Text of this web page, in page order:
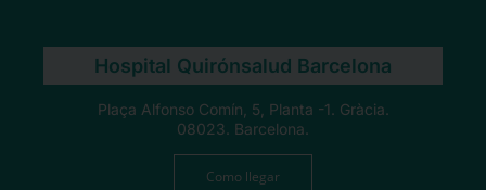
Hospital Quirónsalud Barcelona
Plaça Alfonso Comín, 5, Planta -1. Gràcia.
08023. Barcelona.
Como llegar